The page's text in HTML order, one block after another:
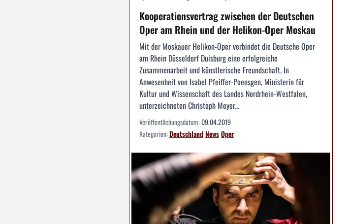
Kooperationsvertrag zwischen der Deutschen
Oper am Rhein und der Helikon-Oper Moskau
Mit der Moskauer Helikon-Oper verbindet die Deutsche Oper
am Rhein Düsseldorf Duisburg eine erfolg­reiche
Zusammenarbeit und künstlerische Freundschaft. In
Anwesenheit von Isabel Pfeiffer-Poensgen, Ministerin für
Kultur und Wissenschaft des Landes Nordrhein-Westfalen,
unterzeichneten Christoph Meyer...
Veröffentlichungsdatum:09.04.2019
Kategorien:DeutschlandNewsOper